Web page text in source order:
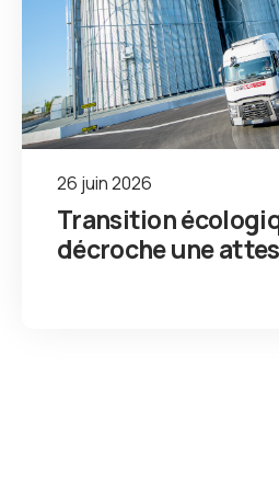
26 juin 2026
Transition
décroche une